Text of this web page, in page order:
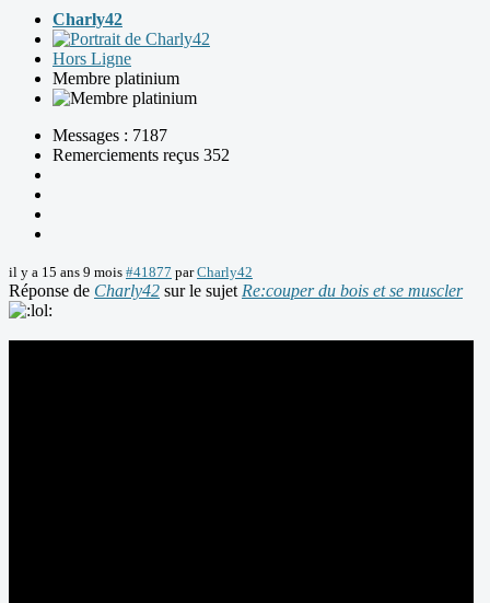
Charly42
Hors Ligne
Membre platinium
Messages : 7187
Remerciements reçus 352
il y a 15 ans 9 mois #41877 parCharly42
Réponse de Charly42 sur le sujet Re:couper du bois et se muscler